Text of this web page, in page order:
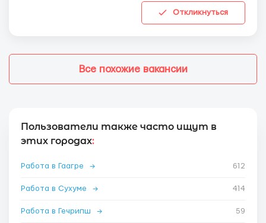
Откликнуться
Все похожие вакансии
Пользователи также часто ищут в
этих городах:
Работа в Гаагре → 612
Работа в Сухуме → 414
Работа в Гечрипш → 59